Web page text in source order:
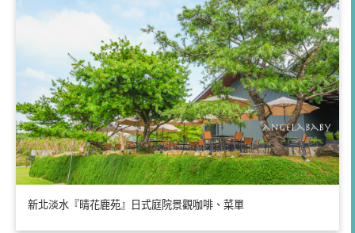
新北淡水『晴花鹿苑』日式庭院景觀咖啡、菜單